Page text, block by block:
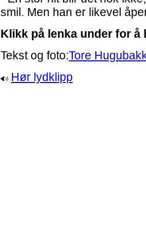
smil. Men han er likevel
Klikk på lenka under for å
Tekst og foto:Tore
Hør lydklipp